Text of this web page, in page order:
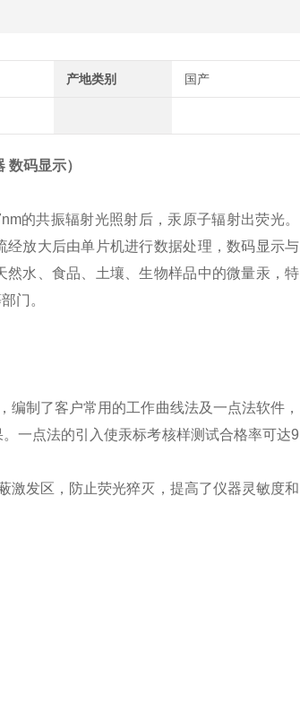
产地类别 国产
数码显示）
的共振辐射光照射后，汞原子辐射出荧光。
放大后由单片机进行数据处理，数码显示与
水、食品、土壤、生物样品中的微量汞，特
门。
制了客户常用的工作曲线法及一点法软件，
一点法的引入使汞标考核样测试合格率可达9
激发区，防止荧光猝灭，提高了仪器灵敏度和